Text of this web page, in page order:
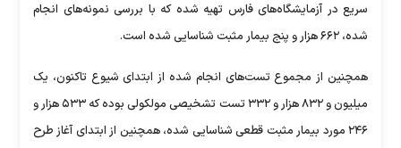
سریع در آزمایشگاه‌های فارس تهیه شده که با بررسی نمونه‌های انجام
شده، ۶۶۲ هزار و پنج بیمار مثبت شناسایی شده است.
همچنین از مجموع تست‌های انجام شده از ابتدای شیوع تاکنون، یک
میلیون و ۸۳۲ هزار و ۳۳۲ تست تشخیصی مولکولی بوده که ۵۳۳ هزار و
۲۴۶ مورد بیمار مثبت قطعی شناسایی شده، همچنین از ابتدای آغاز طرح